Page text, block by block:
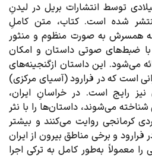
کتاب در سال ۲۰۲۲ میلادی توسط انتشارات بریل در لیدنِ
شده است. کتاب، متن کاملِ
همسرش به صورت منظوم و منثور
ضبط‌های صوتی داستان و امکان
می‌شود. این داستان ازگنجینه‌های
است که در فرارود (آسیای مرکزی)
رایج است. در خراسانِ ایران،
می‌شوند، داستان‌ها را با نثر
کرمانجی روایت می‌کنند و بیشتر
فرارود و برخی مناطق بیرون از ایران
معمولاً به‌طور کامل به ترکی اجرا